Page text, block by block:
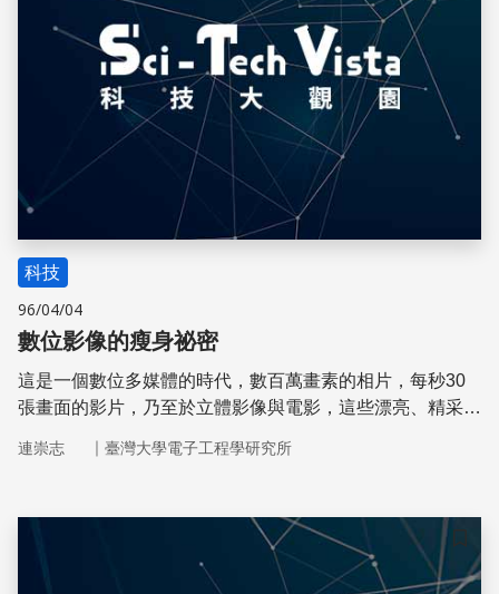
科技
96/04/04
數位影像的瘦身祕密
這是一個數位多媒體的時代，數百萬畫素的相片，每秒30
張畫面的影片，乃至於立體影像與電影，這些漂亮、精采的
連崇志 ｜ 臺灣大學電子工程學研究所
儲存